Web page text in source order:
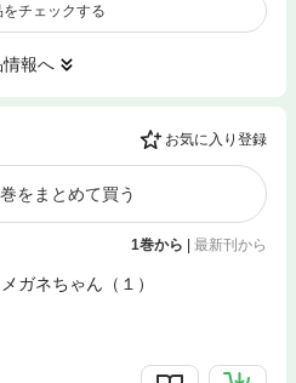
をチェックする
情報へ
お気に入り登録
をまとめて買う
1巻から | 最新刊から
ガネちゃん（１）